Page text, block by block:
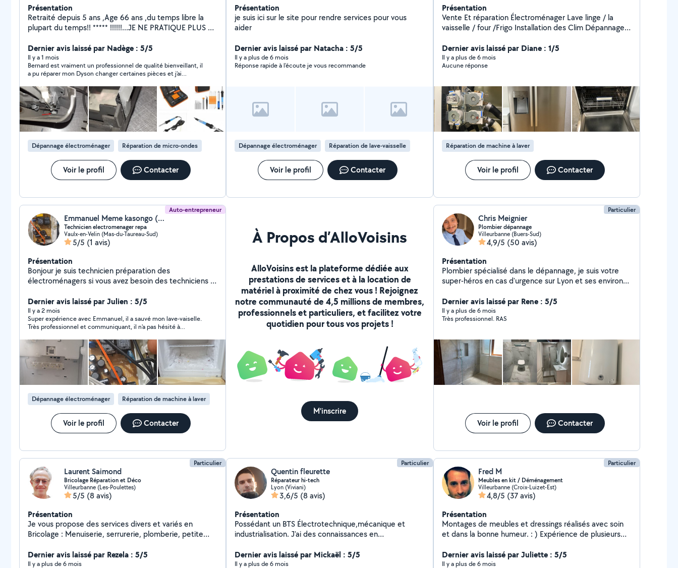
Présentation
Retraité depuis 5 ans ,Age 66 ans ,du temps libre la
plupart du temps!! ***** !!!!!!...JE NE PRATIQUE PLUS DE
ELECTROMENAGERS (REFRIGERATEUR,CUISINIERE,
MAL , FOUR ENCASTRABLE ,sauf Micro ondes ) Aime
rendre service dans la mesure du possible et de mes
compétences comme réparation de petits appareils
ménagers et autres que l'on peut m'apporter à mon
domicile ,facilement transportable.. Reste encore
assez bricoleur réparation de petits matériels
ménagers (micro ondes ,centrale vapeur ,cafetière
,lampes .. etc ) si réparables
Dernier avis laissé par Nadège : 5/5
Il y a 1 mois
Bernard est vraiment un professionnel de qualité bienveillant, il
a pu réparer mon Dyson changer certaines pièces et j’ai
fois ! Un grand merci !
Dépannage électroménager Réparation de micro-ondes
Voir le profil Contacter
Présentation
je suis ici sur le site pour rendre services pour vous
aider
Dernier avis laissé par Natacha : 5/5
Il y a plus de 6 mois
Réponse rapide à l'écoute je vous recommande
Dépannage électroménager Réparation de lave-vaisselle
Voir le profil Contacter
Présentation
Vente Et réparation Électroménager Lave linge / la
vaisselle / four /Frigo Installation des Clim Dépannage
Dernier avis laissé par Diane : 1/5
Il y a plus de 6 mois
Aucune réponse
Réparation de machine à laver
Voir le profil Contacter
Auto-entrepreneur
Emmanuel Meme kasongo (Repatech Électroménager)
Technicien electromenager repa
Vaulx-en-Velin (Mas-du-Taureau-Sud)
5/5 (1 avis)
Présentation
Bonjour je suis technicien préparation des
électroménagers si vous avez besoin des techniciens je
Dernier avis laissé par Julien : 5/5
Il y a 2 mois
Super expérience avec Emmanuel, il a sauvé mon lave-vaiselle.
Très professionnel et communiquant, il n'a pas hésité à
faire plusieurs aller-retour après achat et réception des pièces
de rechanges.
Dépannage électroménager Réparation de machine à laver
Voir le profil Contacter
À Propos d’AlloVoisins
AlloVoisins est la plateforme dédiée aux
prestations de services et à la location de
matériel à proximité de chez vous ! Rejoignez
notre communauté de 4,5 millions de membres,
professionnels et particuliers, et facilitez votre
quotidien pour tous vos projets !
M'inscrire
Particulier
Chris Meignier
Plombier dépannage
Villeurbanne (Buers-Sud)
4,9/5 (50 avis)
Présentation
Plombier spécialisé dans le dépannage, je suis votre
super-héros en cas d'urgence sur Lyon et ses environs
réparer les fuites plus vite que leur ombre. Déboucher
WC, lavabos et éviers sans jamais perdre mon sang-
froid. Transformer votre vieille robinetterie en œuvre
détresse (ou lui offrir une retraite bien méritée).
Installer vos nouveaux WC avec style et précision. Et
bien d'autres missions sur vos demande ! ️ Des solutions
fiables, durables et à prix sympa pour tous vos tracas.
Pour une réponse plus rapide, merci de me contacter
Dernier avis laissé par Rene : 5/5
Il y a plus de 6 mois
Très professionnel. RAS
Voir le profil Contacter
Particulier
Laurent Saimond
Bricolage Réparation et Déco
Villeurbanne (Les-Poulettes)
5/5 (8 avis)
Présentation
Je vous propose des services divers et variés en
Bricolage : Menuiserie, serrurerie, plomberie, petite
d'objet et de meubles anciens. Services rapides. Devis
pour éviter les mauvaises surprises et que tous le
Dernier avis laissé par Rezela : 5/5
Il y a plus de 6 mois
Particulier
Quentin fleurette
Réparateur hi-tech
Lyon (Viviani)
3,6/5 (8 avis)
Présentation
Possédant un BTS Électrotechnique,mécanique et
industrialisation. J'ai des connaissances en
pour tout type de réparation allant du téléphone
portable au gros électroménager. Je suis aussi capable
Dernier avis laissé par Mickaël : 5/5
Il y a plus de 6 mois
Particulier
Fred M
Meubles en kit / Déménagement
Villeurbanne (Croix-Luizet-Est)
4,8/5 (37 avis)
Présentation
Montages de meubles et dressings réalisés avec soin
et dans la bonne humeur. : ) Expérience de plusieurs
déménagement.
Dernier avis laissé par Juliette : 5/5
Il y a plus de 6 mois